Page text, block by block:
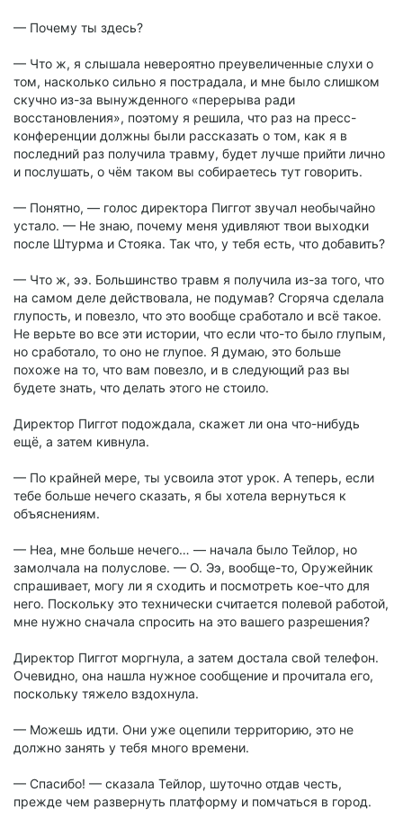
— Почему ты здесь?
— Что ж, я слышала невероятно преувеличенные слухи о
том, насколько сильно я пострадала, и мне было слишком
скучно из-за вынужденного «перерыва ради
восстановления», поэтому я решила, что раз на пресс-
конференции должны были рассказать о том, как я в
последний раз получила травму, будет лучше прийти лично
и послушать, о чём таком вы собираетесь тут говорить.
— Понятно, — голос директора Пиггот звучал необычайно
устало. — Не знаю, почему меня удивляют твои выходки
после Штурма и Стояка. Так что, у тебя есть, что добавить?
— Что ж, ээ. Большинство травм я получила из-за того, что
на самом деле действовала, не подумав? Сгоряча сделала
глупость, и повезло, что это вообще сработало и всё такое.
Не верьте во все эти истории, что если что-то было глупым,
но сработало, то оно не глупое. Я думаю, это больше
похоже на то, что вам повезло, и в следующий раз вы
будете знать, что делать этого не стоило.
Директор Пиггот подождала, скажет ли она что-нибудь
ещё, а затем кивнула.
— По крайней мере, ты усвоила этот урок. А теперь, если
тебе больше нечего сказать, я бы хотела вернуться к
объяснениям.
— Неа, мне больше нечего… — начала было Тейлор, но
замолчала на полуслове. — О. Ээ, вообще-то, Оружейник
спрашивает, могу ли я сходить и посмотреть кое-что для
него. Поскольку это технически считается полевой работой,
мне нужно сначала спросить на это вашего разрешения?
Директор Пиггот моргнула, а затем достала свой телефон.
Очевидно, она нашла нужное сообщение и прочитала его,
поскольку тяжело вздохнула.
— Можешь идти. Они уже оцепили территорию, это не
должно занять у тебя много времени.
— Спасибо! — сказала Тейлор, шуточно отдав честь,
прежде чем развернуть платформу и помчаться в город.